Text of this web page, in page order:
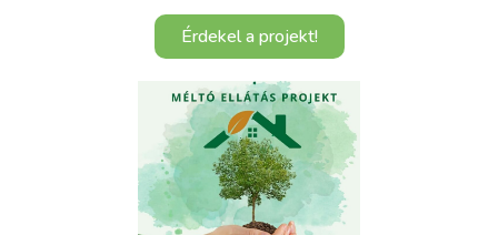
Érdekel a projekt!